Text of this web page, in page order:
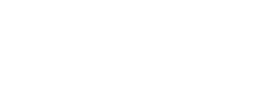
Forschen mit echten Daten
Teilchenwelt. Was ist kurz
eigentlich dunkle Materie?
von riesigen